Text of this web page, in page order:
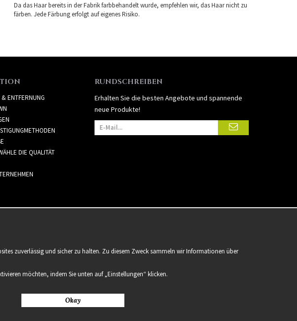
Da das Haar bereits in der Fabrik farbbehandelt wurde, empfehlen wir, das Haar nicht zu
färben. Jede Färbung erfolgt auf eigenes Risiko.
& ENTFERNUNG
DIE QUALITÄT
RUNDSCHREIBEN
Erhalten Sie die besten Angebote und spannende
neue Produkte!
zuverlässig und sicher zu halten. Zu diesem Zweck sammeln wir Informationen über
möchten, indem Sie unten auf „Einstellungen“ klicken.
Okay